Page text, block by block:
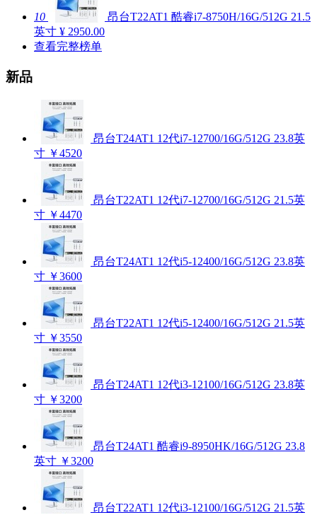
10
昂台T22AT1 酷睿i7-8750H/16G/512G 21.5
英寸 ¥ 2950.00
查看完整榜单
新品
昂台T24AT1 12代i7-12700/16G/512G 23.8英
寸 ￥4520
昂台T22AT1 12代i7-12700/16G/512G 21.5英
寸 ￥4470
昂台T24AT1 12代i5-12400/16G/512G 23.8英
寸 ￥3600
昂台T22AT1 12代i5-12400/16G/512G 21.5英
寸 ￥3550
昂台T24AT1 12代i3-12100/16G/512G 23.8英
寸 ￥3200
昂台T24AT1 酷睿i9-8950HK/16G/512G 23.8
英寸 ￥3200
昂台T22AT1 12代i3-12100/16G/512G 21.5英